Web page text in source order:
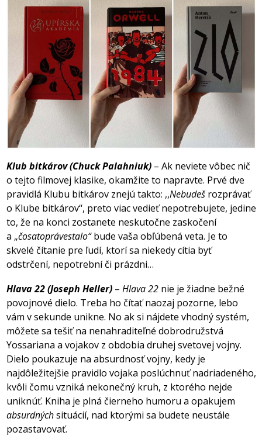
Klub bitkárov (Chuck Palahniuk) – Ak neviete vôbec nič
o tejto filmovej klasike, okamžite to napravte. Prvé dve
pravidlá Klubu bitkárov znejú takto: ,,Nebudešrozprávať
o Klube bitkárov‘‘, preto viac vedieť nepotrebujete, jedine
to, že na konci zostanete neskutočne zaskočení
a „čosatoprávestalo“bude vaša obľúbená veta. Je to
skvelé čítanie pre ľudí, ktorí sa niekedy cítia byť
odstrčení, nepotrební či prázdni…
Hlava 22 (Joseph Heller)– Hlava 22 nie je žiadne bežné
povojnové dielo. Treba ho čítať naozaj pozorne, lebo
vám v sekunde unikne. No ak si nájdete vhodný systém,
môžete sa tešiť na nenahraditeľné dobrodružstvá
Yossariana a vojakov z obdobia druhej svetovej vojny.
Dielo poukazuje na absurdnosť vojny, kedy je
najdôležitejšie pravidlo vojaka poslúchnuť nadriadeného,
kvôli čomu vzniká nekonečný kruh, z ktorého nejde
uniknúť. Kniha je plná čierneho humoru a opakujem
absurdnýchsituácií, nad ktorými sa budete neustále
pozastavovať.